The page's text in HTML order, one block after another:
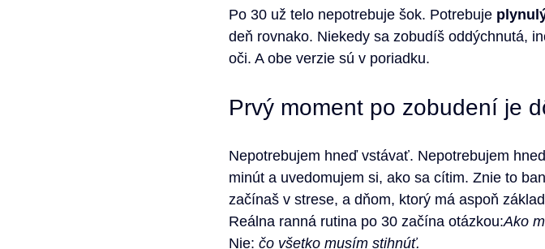
Po 30 už telo nepotrebuje šok. Potrebuje
deň rovnako. Niekedy sa zobudíš oddýchnutá,
oči. A obe verzie sú v poriadku.
Prvý moment po zobudení je
Nepotrebujem hneď vstávať. Nepotrebujem
minút a uvedomujem si, ako sa cítim. Znie to
začínaš v strese, a dňom, ktorý má aspoň
Reálna ranná rutina po 30 začína otázkou:Ako
Nie: čo všetko musím stihnúť.